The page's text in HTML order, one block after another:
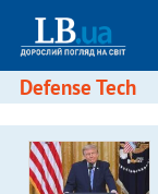
Defense Tech